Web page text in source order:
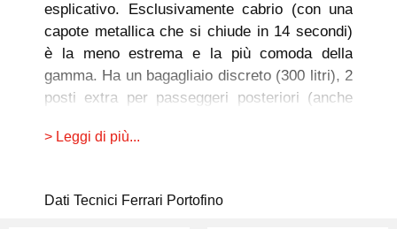
esplicativo. Esclusivamente cabrio (con una
capote metallica che si chiude in 14 secondi)
è la meno estrema e la più comoda della
gamma. Ha un bagagliaio discreto (300 litri), 2
posti extra per passeggeri posteriori (anche
personalizzabile con ogni tipo di pelle,
Sotto il cofano anteriore c'è un
> Leggi di più...
Dati Tecnici Ferrari Portofino